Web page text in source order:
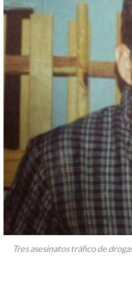
Tres asesinatos tráfico de